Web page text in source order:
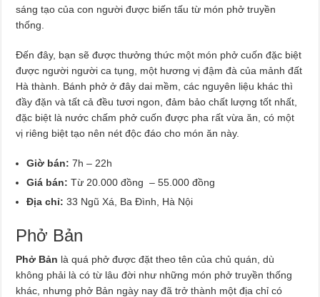
sáng tạo của con người được biến tấu từ món phở truyền
thống.
Đến đây, bạn sẽ được thưởng thức một món phở cuốn đặc biệt
được người người ca tụng, một hương vị đậm đà của mảnh đất
Hà thành. Bánh phở ở đây dai mềm, các nguyên liệu khác thì
đầy đặn và tất cả đều tươi ngon, đảm bảo chất lượng tốt nhất,
đặc biệt là nước chấm phở cuốn được pha rất vừa ăn, có một
vị riêng biệt tạo nên nét độc đáo cho món ăn này.
Giờ bán: 7h – 22h
Giá bán: Từ 20.000 đồng – 55.000 đồng
Địa chỉ:33 Ngũ Xá, Ba Đình, Hà Nội
Phở Bản
Phở Bản là quá phở được đặt theo tên của chủ quán, dù
không phải là có từ lâu đời như những món phở truyền thống
khác, nhưng phở Bản ngày nay đã trở thành một địa chỉ có